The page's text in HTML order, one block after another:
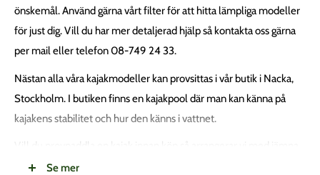
önskemål.Använd gärna vårt filter för att hitta lämpliga modeller
för just dig. Vill du har mer detaljerad hjälp så kontakta oss gärna
per mail eller telefon 08-749 24 33.
Nästan alla våra kajakmodeller kan provsittas i vår butik i Nacka,
Stockholm. I butiken finns en kajakpool där man kan känna på
kajakens stabilitet och hur den känns i vattnet.
Vill du provpaddla en kajak innan köp så arrangerar vi med jämna
mellanrum provpaddlingar i Skurusundet i Nacka. Då finns
Se mer